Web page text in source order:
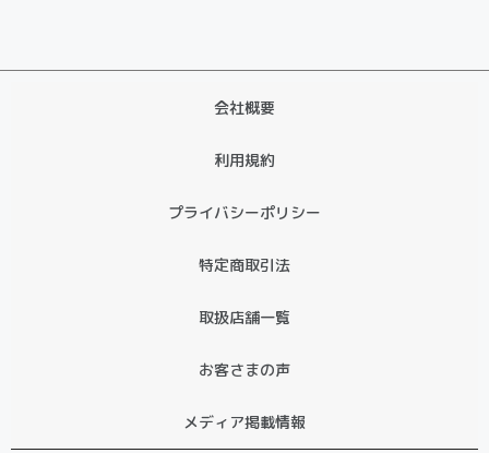
会社概要
利用規約
プライバシーポリシー
特定商取引法
取扱店舗一覧
お客さまの声
メディア掲載情報